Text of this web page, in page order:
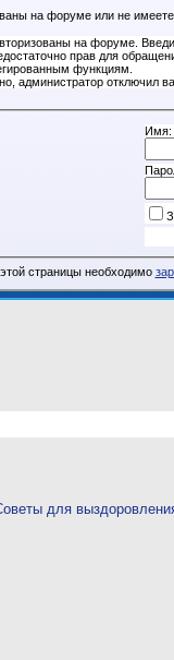
на форуме или не имеете
на форуме.
прав для
функциям.
администратор отключил
Имя:
страницы необходимо
для